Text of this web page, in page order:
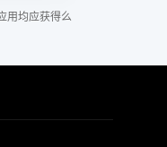
用均应获得么